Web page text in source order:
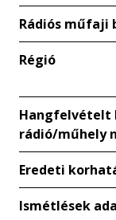
Rádiós műfaji
Régió
Hangfelvételt
rádió/műhely
Eredeti
Ismétlések